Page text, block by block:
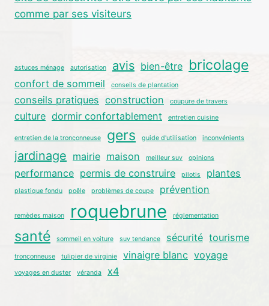
comme par ses visiteurs
astuces ménage autorisation avis bien-être bricolage
confort de sommeil conseils de plantation
conseils pratiques construction coupure de travers
culture dormir confortablement entretien cuisine
entretien de la tronçonneuse gers guide d'utilisation inconvénients
jardinage mairie maison meilleur suv opinions
performance permis de construire pilotis plantes
plastique fondu poêle problèmes de coupe prévention
remèdes maison roquebrune réglementation
santé sommeil en voiture suv tendance sécurité tourisme
tronçonneuse tulipier de virginie vinaigre blanc voyage
voyages en duster véranda x4